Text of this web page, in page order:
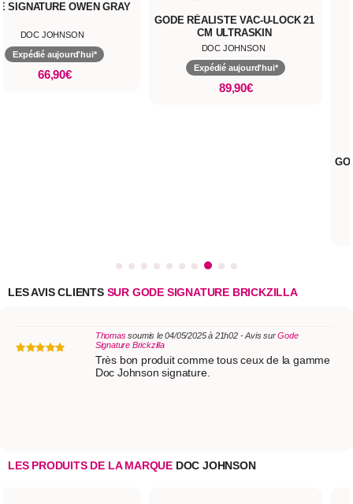
SIGNATURE OWEN GRAY
DOC JOHNSON
Expédié aujourd'hui*
66,90€
GODE RÉALISTE VAC-U-LOCK 21
CM ULTRASKIN
DOC JOHNSON
Expédié aujourd'hui*
89,90€
LES AVIS CLIENTSSUR GODE SIGNATURE BRICKZILLA
Thomassoumis le 04/05/2025 à 21h02 - Avis surGode
Signature Brickzilla
Très bon produit comme tous ceux de la gamme
Doc Johnson signature.
LES PRODUITS DE LA MARQUE DOC JOHNSON